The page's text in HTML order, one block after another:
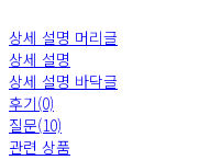
상세 설명 머리글
상세 설명
상세 설명 바닥글
후기(0)
질문(10)
관련 상품